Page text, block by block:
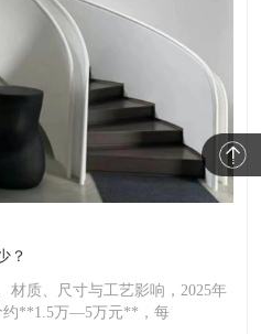
？
材质、尺寸与工艺影响，2025年
约**1.5万—5万元**，每